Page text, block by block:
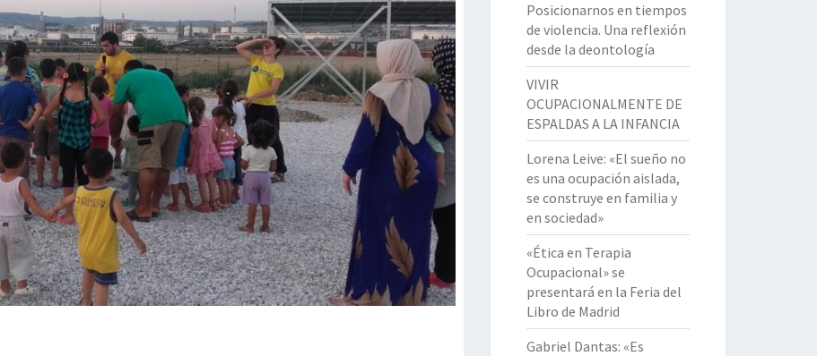
Posicionarnos en tiempos
de violencia. Una reflexión
desde la deontología
VIVIR
OCUPACIONALMENTE DE
ESPALDAS A LA INFANCIA
Lorena Leive: «El sueño no
es una ocupación aislada,
se construye en familia y
en sociedad»
«Ética en Terapia
Ocupacional» se
presentará en la Feria del
Libro de Madrid
Gabriel Dantas: «Es